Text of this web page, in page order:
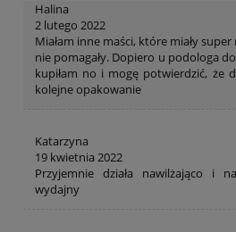
Halina
2 lutego 2022
Miałam inne maści, które miały
nie pomagały. Dopiero u podologa
kupiłam no i mogę potwierdzić, że
kolejne opakowanie
Katarzyna
19 kwietnia 2022
Przyjemnie działa nawilżająco i
wydajny